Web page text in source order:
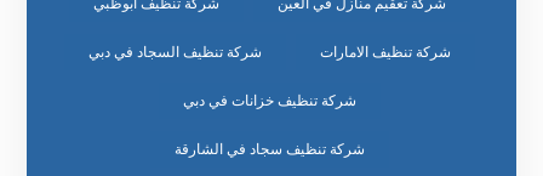
شركة تنظيف الامارات شركة تنظيف السجاد في دبي
شركة تنظيف خزانات في دبي
شركة تنظيف سجاد في الشارقة